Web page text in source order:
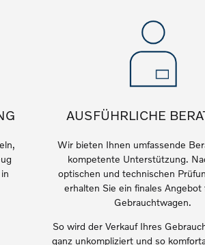
Original Volvo Winter- und Sommer
AUSFÜHRLICHE
Wir bieten Ihnen umfassende
kompetente Unterstützung.
optischen und technischen
erhalten Sie ein finales Angebot
Gebrauchtwagen.
So wird der Verkauf Ihres
ganz unkompliziert und so